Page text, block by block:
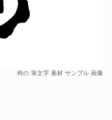
袴の 筆文字 素材 サンプル 画像